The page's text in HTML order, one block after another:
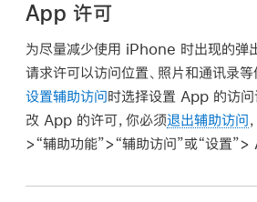
App 许可
为尽量减少使用 iPhone 时出现的弹
请求许可以访问位置、照片和通讯录等
设置辅助访问时选择设置 App 的访问
改 App 的许可，你必须退出辅助访问
>“辅助功能”>“辅助访问”或“设置